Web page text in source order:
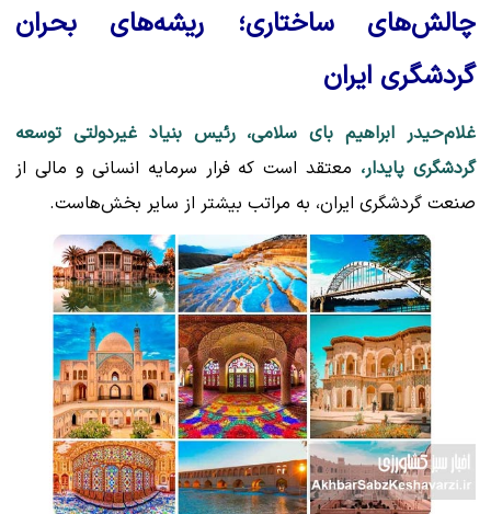
چالش‌های ساختاری؛ ریشه‌های بحران
گردشگری ایران
غلام‌حیدر ابراهیم بای سلامی، رئیس بنیاد غیردولتی توسعه
گردشگری پایدار، معتقد است که فرار سرمایه انسانی و مالی از
صنعت گردشگری ایران، به مراتب بیشتر از سایر بخش‌هاست.